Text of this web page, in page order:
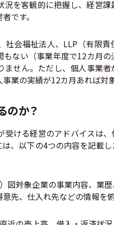
を客観的に把握し、経営
です。
会福祉法人、LLP（有限責
ない（事業年度で12カ月
せん。ただし、個人事業
業の実績が12カ月あれば対
のか？
ける経営のアドバイスは、
、以下の4つの内容を記載
――対象企業の事業内容、業
先、仕入れ先などの情報を